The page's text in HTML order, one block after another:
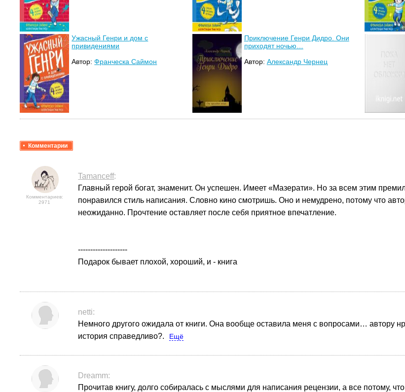
Ужасный Генри и дом с
привидениями
Автор:Франческа Саймон
Приключение Генри Дидро. Они
приходят ночью…
Автор: Александр Чернец
Комментарии
Комментариев:
2971
Tamanceff:
Главный герой богат, знаменит. Он успешен. Имеет «Мазерати». Но за всем этим
понравился стиль написания. Словно кино смотришь. Оно и немудрено, потому что
неожиданно. Прочтение оставляет после себя приятное впечатление.
--------------------
Подарок бывает плохой, хороший, и - книга
netti:
Немного другого ожидала от книги. Она вообще оставила меня с вопросами… автору
история справедливо?.
Ещё
Dreamm:
Прочитав книгу, долго собиралась с мыслями для написания рецензии, а все потому,